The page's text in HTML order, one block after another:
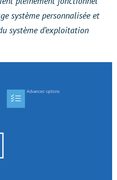
système personnalisée et
système d’exploitation